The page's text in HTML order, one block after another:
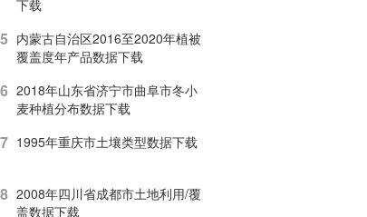
下载
5 内蒙古自治区2016至2020年植被
覆盖度年产品数据下载
6 2018年山东省济宁市曲阜市冬小
麦种植分布数据下载
7 1995年重庆市土壤类型数据下载
8 2008年四川省成都市土地利用/覆
盖数据下载